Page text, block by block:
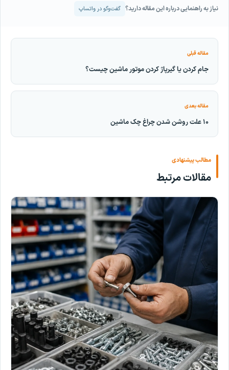
نیاز به راهنمایی درباره این مقاله دارید؟ گفت‌وگو در واتساپ
مقاله قبلی
جام كردن یا گیرپاژ کردن موتور ماشين چیست؟
مقاله بعدی
۱۰ علت روشن شدن چراغ چک ماشین
مطالب پیشنهادی
مقالات مرتبط